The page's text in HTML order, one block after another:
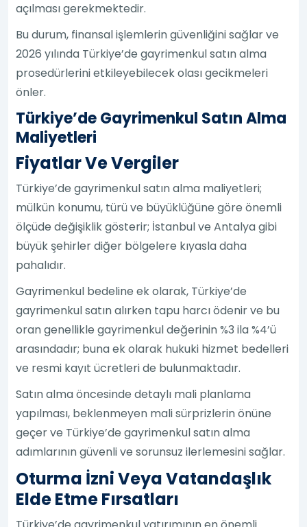
açılması gerekmektedir.
Bu durum, finansal işlemlerin güvenliğini sağlar ve
2026 yılında Türkiye’de gayrimenkul satın alma
prosedürlerini etkileyebilecek olası gecikmeleri
önler.
Türkiye’de Gayrimenkul Satın Alma
Maliyetleri
Fiyatlar Ve Vergiler
Türkiye’de gayrimenkul satın alma maliyetleri;
mülkün konumu, türü ve büyüklüğüne göre önemli
ölçüde değişiklik gösterir; İstanbul ve Antalya gibi
büyük şehirler diğer bölgelere kıyasla daha
pahalıdır.
Gayrimenkul bedeline ek olarak, Türkiye’de
gayrimenkul satın alırken tapu harcı ödenir ve bu
oran genellikle gayrimenkul değerinin %3 ila %4’ü
arasındadır; buna ek olarak hukuki hizmet bedelleri
ve resmi kayıt ücretleri de bulunmaktadır.
Satın alma öncesinde detaylı mali planlama
yapılması, beklenmeyen mali sürprizlerin önüne
geçer ve Türkiye’de gayrimenkul satın alma
adımlarının güvenli ve sorunsuz ilerlemesini sağlar.
Oturma İzni Veya Vatandaşlık
Elde Etme Fırsatları